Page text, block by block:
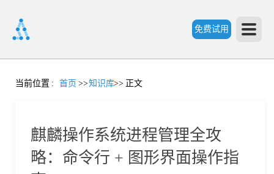
免费试用
首
当前位置 : 首页 >>知识库>> 正文
麒麟操作系统进程管理全攻
略：命令行 + 图形界面操作指